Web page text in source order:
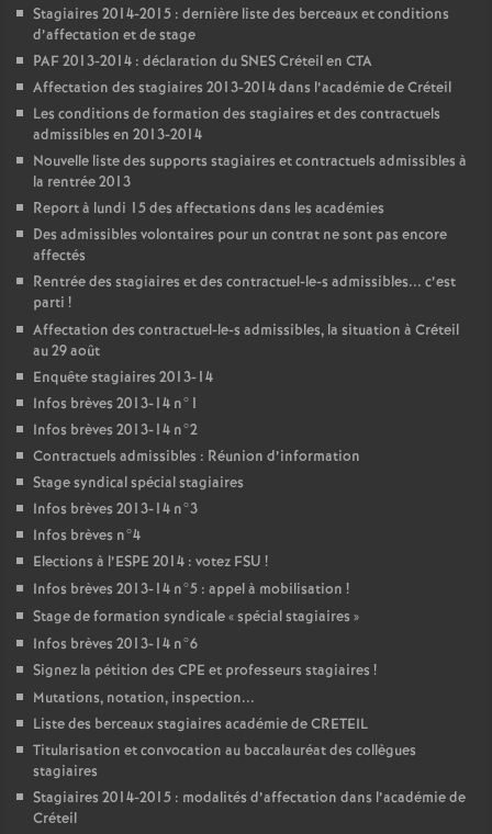
Stagiaires 2014-2015 : dernière liste des berceaux et conditions
d’affectation et de stage
PAF2013-2014 : déclaration duSNESCréteil en CTA
Affectation des stagiaires 2013-2014 dans l’académie de Créteil
Les conditions de formation des stagiaires et des contractuels
admissibles en 2013-2014
Nouvelle liste des supports stagiaires et contractuels admissibles à
la rentrée 2013
Report à lundi 15 des affectations dans les académies
Des admissibles volontaires pour un contrat ne sont pas encore
affectés
Rentrée des stagiaires et des contractuel-le-s admissibles... c’est
parti !
Affectation des contractuel-le-s admissibles, la situation à Créteil
au 29 août
Enquête stagiaires 2013-14
Infos brèves 2013-14 n°1
Infos brèves 2013-14 n°2
Contractuels admissibles : Réunion d’information
Stage syndical spécial stagiaires
Infos brèves 2013-14 n°3
Infos brèves n°4
Elections à l’ESPE 2014 : votez FSU !
Infos brèves 2013-14 n°5 : appel à mobilisation !
Stage de formation syndicale «spécial stagiaires »
Infos brèves 2013-14 n°6
Signez la pétition des CPE et professeurs stagiaires !
Mutations, notation, inspection...
Liste des berceaux stagiaires académie deCRETEIL
Titularisation et convocation au baccalauréat des collègues
stagiaires
Stagiaires 2014-2015 : modalités d’affectation dans l’académie de
Créteil